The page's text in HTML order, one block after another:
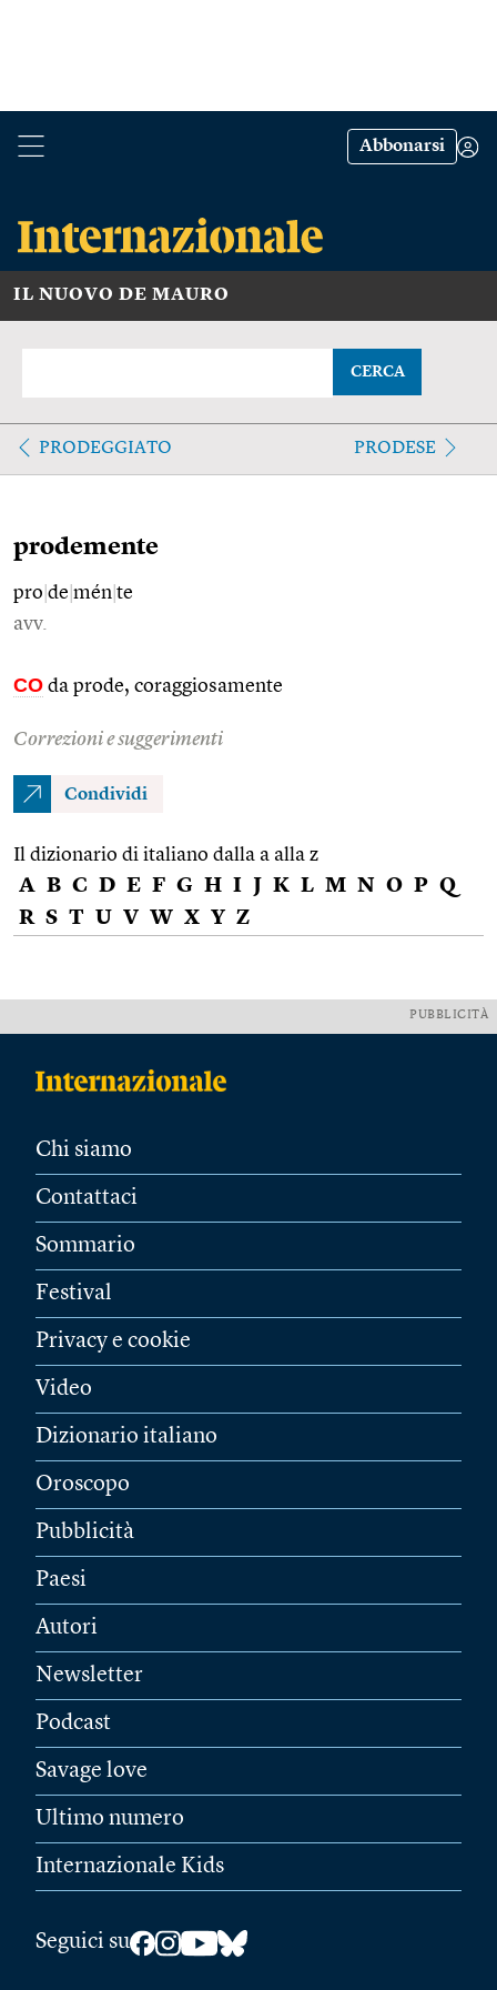
Abbonarsi
IL NUOVO DE MAURO
CERCA
PRODEGGIATO PRODESE
prodemente
pro de mén te
avv.
CO da prode, coraggiosamente
Correzioni e suggerimenti
Condividi
Il dizionario di italiano dalla a alla z
A B C D E F G H I J K L M N O P Q
R S T U V W X Y Z
PUBBLICITÀ
Chi siamo
Contattaci
Sommario
Festival
Privacy e cookie
Video
Dizionario italiano
Oroscopo
Pubblicità
Paesi
Autori
Newsletter
Podcast
Savage love
Ultimo numero
Internazionale Kids
Seguici su